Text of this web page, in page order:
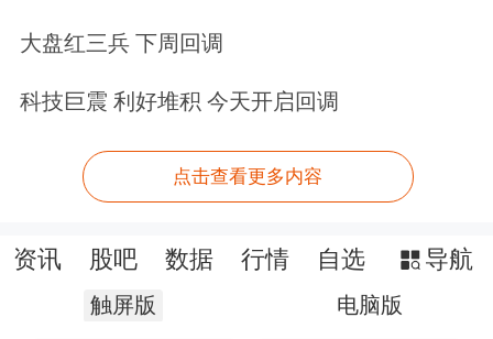
截至周五收盘，Robinhood和Coinbase
高11%的背景下收跌逾4%。
大盘红三兵 下周回调
科技巨震 利好堆积 今天开启回调
点击查看更多内容
资讯 股吧 数据 行情 自选 导航
触屏版 电脑版